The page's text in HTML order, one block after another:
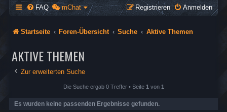
FAQ mChat Anmelden
Registrieren
Startseite Foren-Übersicht Suche Aktive Themen
AKTIVE THEMEN
Zur erweiterten Suche
Die Suche ergab 0 Treffer • Seite 1 von 1
Es wurden keine passenden Ergebnisse gefunden.